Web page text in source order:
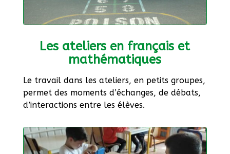
Les ateliers en français et
mathématiques
Le travail dans les ateliers, en petits groupes,
permet des moments d’échanges, de débats,
d’interactions entre les élèves.